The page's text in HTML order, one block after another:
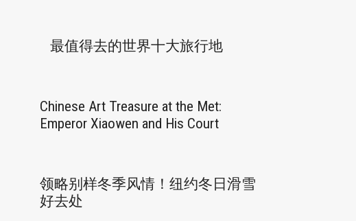
最值得去的世界十大旅行地
Chinese Art Treasure at the Met:
Emperor Xiaowen and His Court
领略别样冬季风情！纽约冬日滑雪
好去处